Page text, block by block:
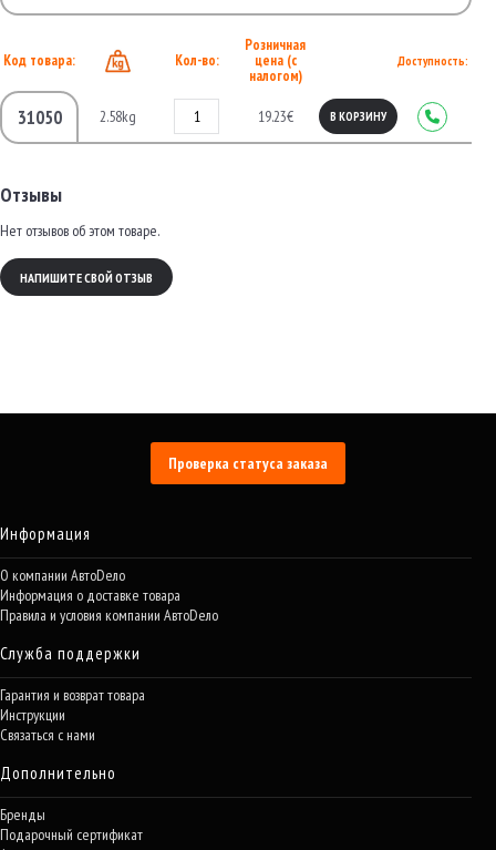
Код товара: Кол-во:
Розничная
цена (с
налогом)
Доступность:
31050 2.58kg 19.23€ В КОРЗИНУ
Отзывы
Нет отзывов об этом товаре.
НАПИШИТЕ СВОЙ ОТЗЫВ
Проверка статуса заказа
Информация
О компании АвтоDело
Информация о доставке товара
Правила и условия компании АвтоDело
Служба поддержки
Гарантия и возврат товара
Инструкции
Связаться с нами
Дополнительно
Бренды
Подарочный сертификат